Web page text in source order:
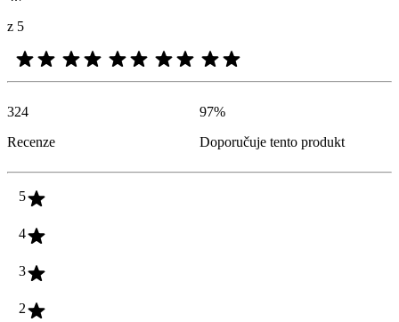
z 5
324
Recenze
97%
Doporučuje tento produkt
5
4
3
2